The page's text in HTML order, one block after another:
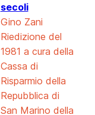
secoli
Gino Zani
Riedizione del
1981 a cura della
Cassa di
Risparmio della
Repubblica di
San Marino della